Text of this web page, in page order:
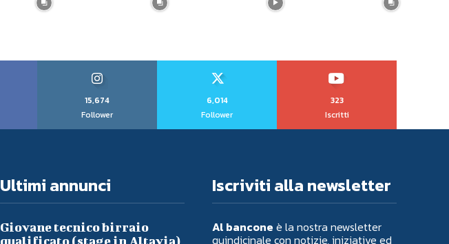
15,674
Follower
6,014
Follower
323
Iscritti
Ultimi annunci
Giovane tecnico birraio
qualificato (stage in Altavia)
Iscriviti alla newsletter
Al bancone è la nostra newsletter
quindicinale con notizie, iniziative ed